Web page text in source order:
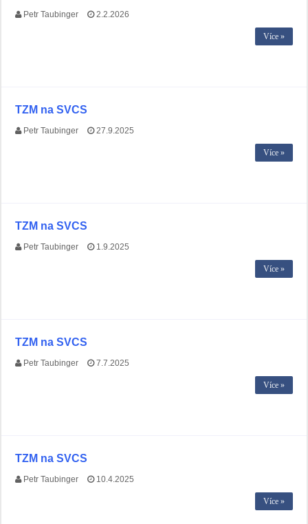
Petr Taubinger 2.2.2026
Více »
TZM na SVCS
Petr Taubinger 27.9.2025
Více »
TZM na SVCS
Petr Taubinger 1.9.2025
Více »
TZM na SVCS
Petr Taubinger 7.7.2025
Více »
TZM na SVCS
Petr Taubinger 10.4.2025
Více »